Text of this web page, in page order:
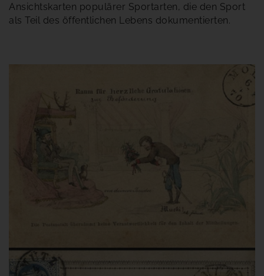
Ansichtskarten populärer Sportarten, die den Sport
als Teil des öffentlichen Lebens dokumentierten.